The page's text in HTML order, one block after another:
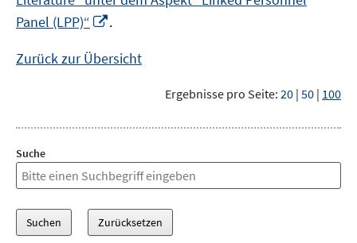
Panel (LPP)“
Fenster
.
Zurück zur Übersicht
Ergebnisse pro Seite: 20 | 50 | 100
Suche